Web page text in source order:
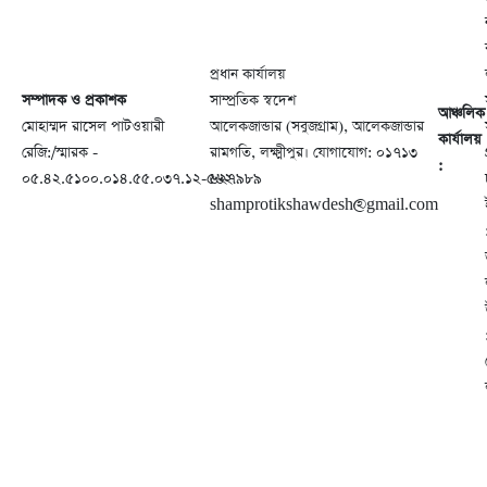
সম্পাদক ও প্রকাশক
মোহাম্মদ রাসেল পাটওয়ারী
রেজি:/স্মারক -
০৫.৪২.৫১০০.০১৪.৫৫.০৩৭.১২-৫৬২
প্রধান কার্যালয়
সাম্প্রতিক স্বদেশ
আলেকজান্ডার (সবুজগ্রাম), আলেকজান্ডার
রামগতি, লক্ষ্মীপুর। যোগাযোগ: ০১৭১৩
৬২৭৯৮৯
shamprotikshawdesh@gmail.com
আঞ্চলিক
কার্যালয়
: